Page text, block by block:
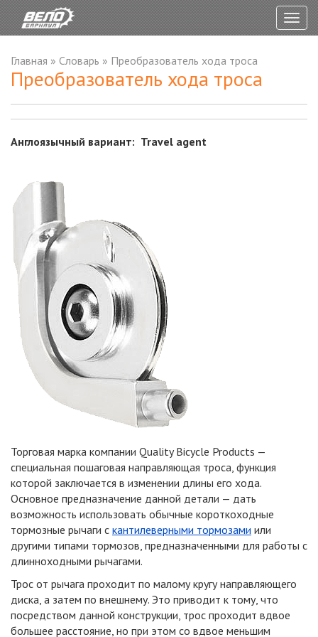
Главная » Словарь » Преобразователь хода троса
Преобразователь хода троса
Англоязычный вариант: Travel agent
Торговая марка компании Quality Bicycle Products —
специальная пошаговая направляющая троса, функция
которой заключается в изменении длины его хода.
Основное предназначение данной детали — дать
возможность использовать обычные короткоходные
тормозные рычаги с кантилеверными тормозами или
другими типами тормозов, предназначенными для работы с
длинноходными рычагами.
Трос от рычага проходит по малому кругу направляющего
диска, а затем по внешнему. Это приводит к тому, что
посредством данной конструкции, трос проходит вдвое
большее расстояние, но при этом со вдвое меньшим